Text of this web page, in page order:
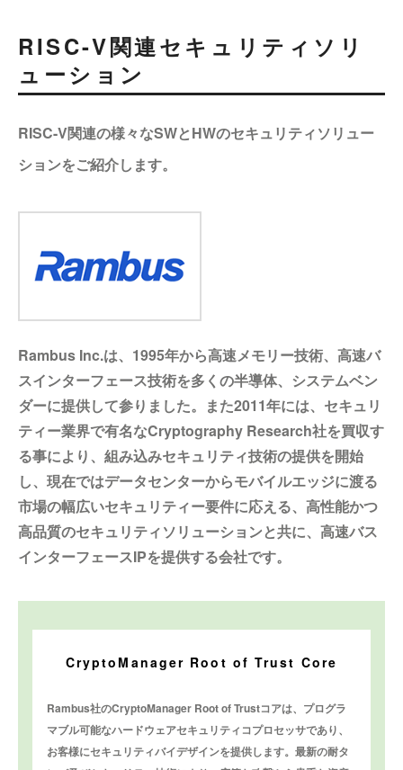
RISC-V関連セキュリティソリ
ューション
RISC-V関連の様々なSWとHWのセキュリティソリュー
ションをご紹介します。
Rambus Inc.は、1995年から高速メモリー技術、高速バ
スインターフェース技術を多くの半導体、システムベン
ダーに提供して参りました。また2011年には、セキュリ
ティー業界で有名なCryptography Research社を買収す
る事により、組み込みセキュリティ技術の提供を開始
し、現在ではデータセンターからモバイルエッジに渡る
市場の幅広いセキュリティー要件に応える、高性能かつ
高品質のセキュリティソリューションと共に、高速バス
インターフェースIPを提供する会社です。
CryptoManager Root of Trust Core
Rambus社のCryptoManager Root of Trustコアは、プログラ
マブル可能なハードウェアセキュリティコプロセッサであり、
お客様にセキュリティバイデザインを提供します。最新の耐タ